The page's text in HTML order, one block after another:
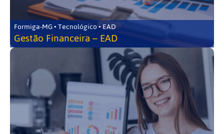
Formiga-MG • Tecnológico • EAD
Gestão Financeira – EAD